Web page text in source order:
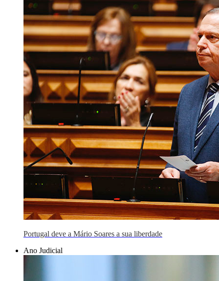
Portugal deve a Mário Soares a sua liberdade
Ano Judicial